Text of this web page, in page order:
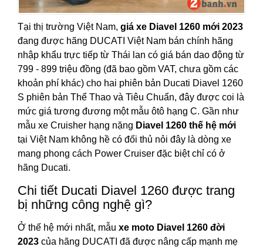
Tại thị trường Việt Nam, giá xe Diavel 1260 mới 2023
đang được hãng DUCATI Việt Nam bán chính hãng
nhập khẩu trực tiếp từ Thái lan có giá bán dao động từ
799 - 899 triệu đồng (đã bao gồm VAT, chưa gồm các
khoản phí khác) cho hai phiên bản Ducati Diavel 1260
S phiên bản Thể Thao và Tiêu Chuẩn, đây được coi là
mức giá tương đương một mẫu ôtô hạng C. Gần như
mẫu xe Cruisher hạng nặng Diavel 1260 thế hệ mới
tại Việt Nam không hề có đối thủ nỏi đây là dòng xe
mang phong cách Power Cruiser đặc biệt chỉ có ở
hãng Ducati.
Chi tiết Ducati Diavel 1260 được trang
bị những công nghệ gì?
Ở thế hệ mới nhất, mẫu xe moto Diavel 1260 đời
2023 của hãng DUCATI đã được nâng cấp mạnh mẹ